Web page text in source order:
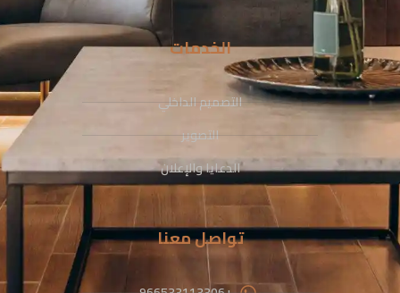
الخدمات
التصميم الداخلي
التصوير
الدعايا والإعلان
تواصل معنا